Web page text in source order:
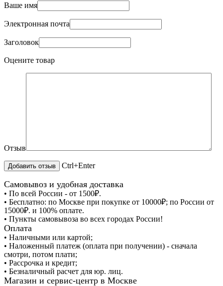
Ваше имя
Электронная почта
Заголовок
Оцените товар
Отзыв
Ctrl+Enter
Самовывоз и удобная доставка
• По всей России - от 1500₽.
• Бесплатно: по Москве при покупке от 10000₽; по России от
15000₽. и 100% оплате.
• Пункты самовывоза во всех городах России!
Оплата
• Наличными или картой;
• Наложенный платеж (оплата при получении) - сначала
смотри, потом плати;
• Рассрочка и кредит;
• Безналичный расчет для юр. лиц.
Магазин и сервис-центр в Москве